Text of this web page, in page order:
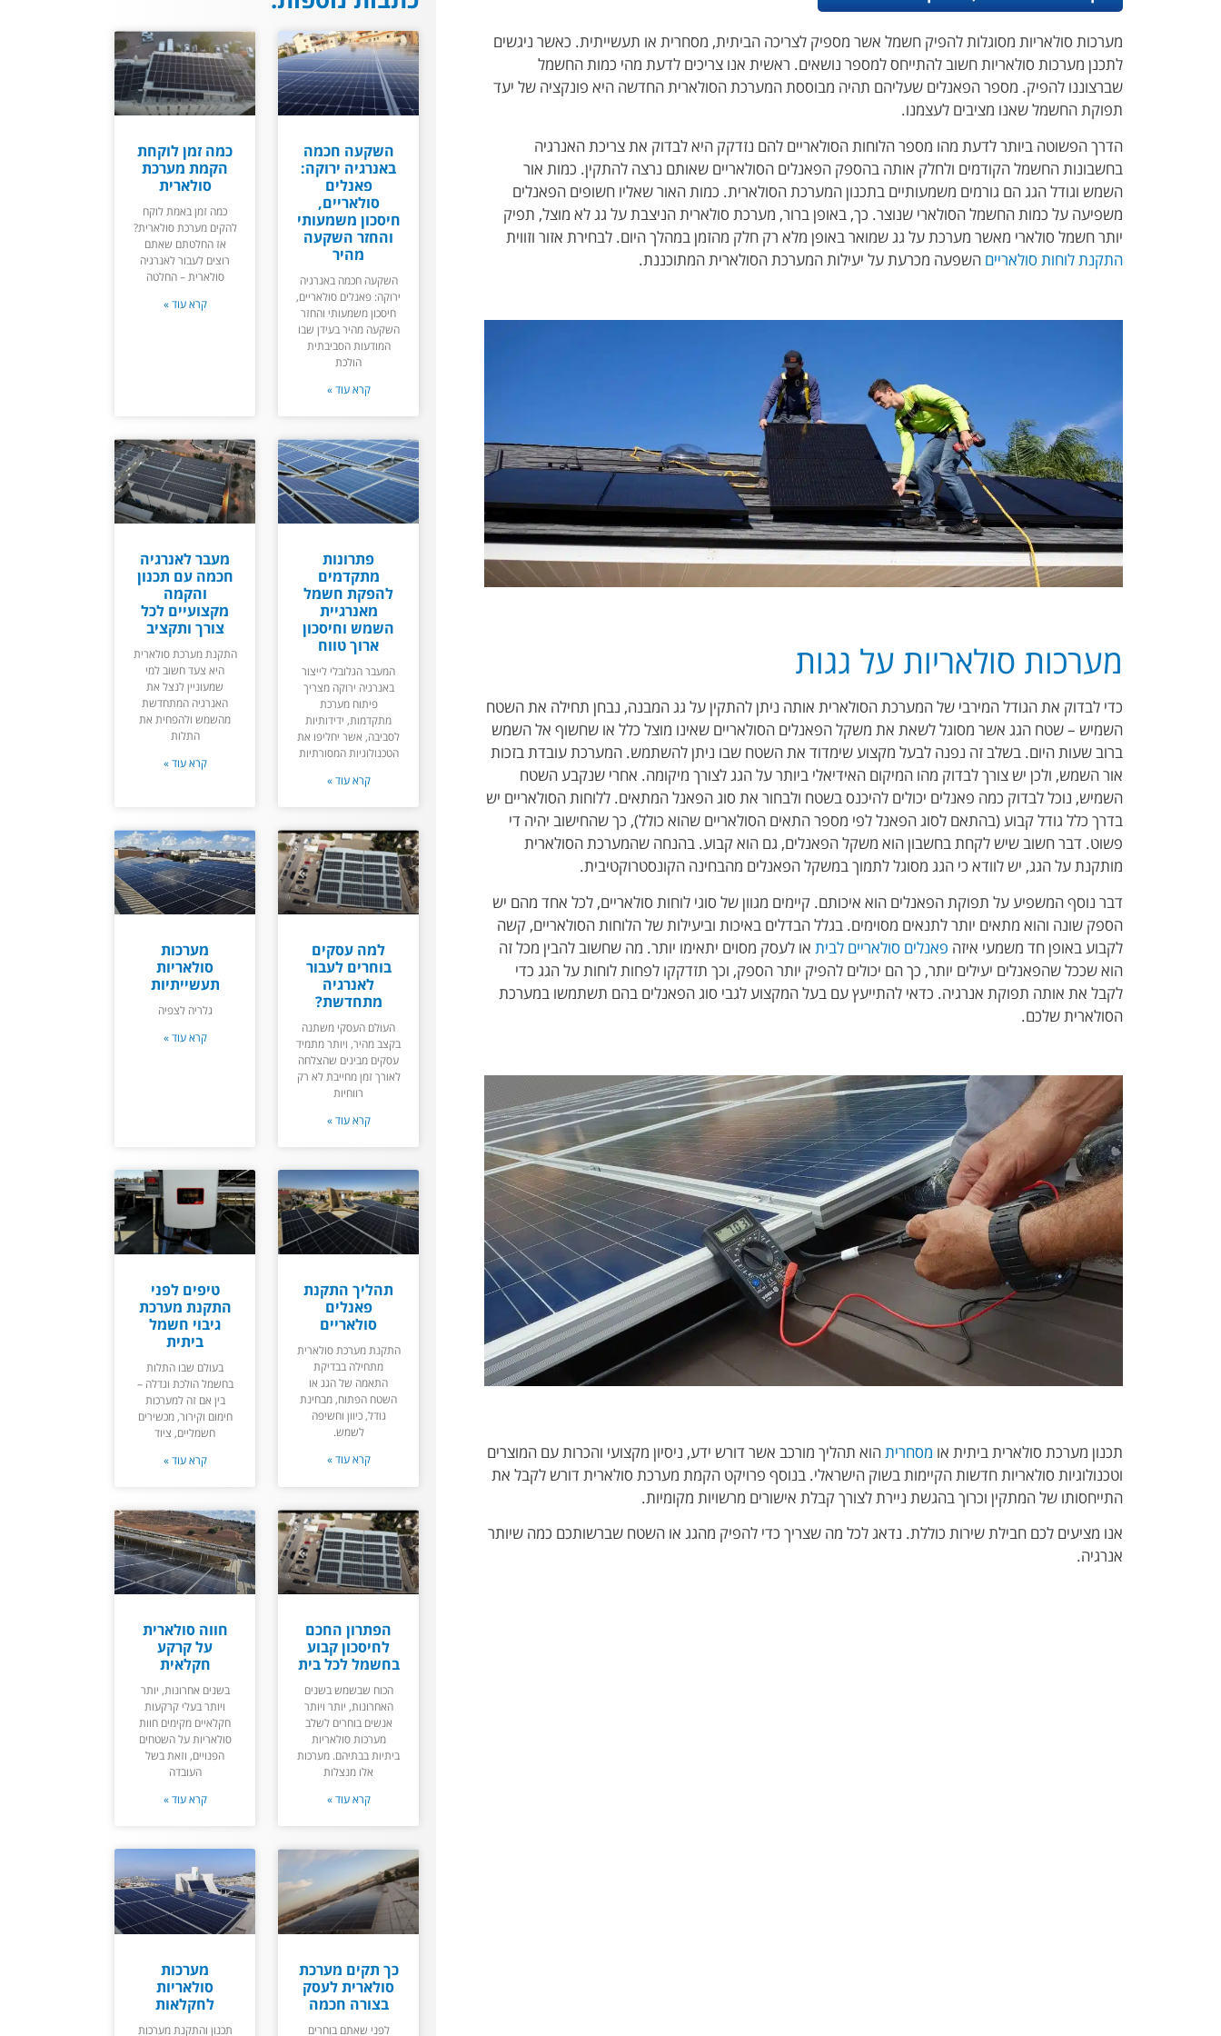
מערכות סולאריות מסוגלות להפיק חשמל אשר מספיק לצריכה הביתית, מסחרית או תעשייתית. כאשר ניגשים
לתכנן מערכות סולאריות חשוב להתייחס למספר נושאים. ראשית אנו צריכים לדעת מהי כמות החשמל
שברצוננו להפיק. מספר הפאנלים שעליהם תהיה מבוססת המערכת הסולארית החדשה היא פונקציה של יעד
תפוקת החשמל שאנו מציבים לעצמנו.
הדרך הפשוטה ביותר לדעת מהו מספר הלוחות הסולאריים להם נזדקק היא לבדוק את צריכת האנרגיה
בחשבונות החשמל הקודמים ולחלק אותה בהספק הפאנלים הסולאריים שאותם נרצה להתקין. כמות אור
השמש וגודל הגג הם גורמים משמעותיים בתכנון המערכת הסולארית. כמות האור שאליו חשופים הפאנלים
משפיעה על כמות החשמל הסולארי שנוצר. כך, באופן ברור, מערכת סולארית הניצבת על גג לא מוצל, תפיק
יותר חשמל סולארי מאשר מערכת על גג שמואר באופן מלא רק חלק מהזמן במהלך היום. לבחירת אזור וזווית
התקנת לוחות סולאריים השפעה מכרעת על יעילות המערכת הסולארית המתוכננת.
מערכות סולאריות על גגות
כדי לבדוק את הגודל המירבי של המערכת הסולארית אותה ניתן להתקין על גג המבנה, נבחן תחילה את השטח
השמיש – שטח הגג אשר מסוגל לשאת את משקל הפאנלים הסולאריים שאינו מוצל כלל או שחשוף אל השמש
ברוב שעות היום. בשלב זה נפנה לבעל מקצוע שימדוד את השטח שבו ניתן להשתמש. המערכת עובדת בזכות
אור השמש, ולכן יש צורך לבדוק מהו המיקום האידיאלי ביותר על הגג לצורך מיקומה. אחרי שנקבע השטח
השמיש, נוכל לבדוק כמה פאנלים יכולים להיכנס בשטח ולבחור את סוג הפאנל המתאים. ללוחות הסולאריים יש
בדרך כלל גודל קבוע (בהתאם לסוג הפאנל לפי מספר התאים הסולאריים שהוא כולל), כך שהחישוב יהיה די
פשוט. דבר חשוב שיש לקחת בחשבון הוא משקל הפאנלים, גם הוא קבוע. בהנחה שהמערכת הסולארית
מותקנת על הגג, יש לוודא כי הגג מסוגל לתמוך במשקל הפאנלים מהבחינה הקונסטרוקטיבית.
דבר נוסף המשפיע על תפוקת הפאנלים הוא איכותם. קיימים מגוון של סוגי לוחות סולאריים, לכל אחד מהם יש
הספק שונה והוא מתאים יותר לתנאים מסוימים. בגלל הבדלים באיכות וביעילות של הלוחות הסולאריים, קשה
לקבוע באופן חד משמעי איזה פאנלים סולאריים לביתאו לעסק מסוים יתאימו יותר. מה שחשוב להבין מכל זה
הוא שככל שהפאנלים יעילים יותר, כך הם יכולים להפיק יותר הספק, וכך תזדקקו לפחות לוחות על הגג כדי
לקבל את אותה תפוקת אנרגיה. כדאי להתייעץ עם בעל המקצוע לגבי סוג הפאנלים בהם תשתמשו במערכת
הסולארית שלכם.
תכנון מערכת סולארית ביתית או מסחריתהוא תהליך מורכב אשר דורש ידע, ניסיון מקצועי והכרות עם המוצרים
וטכנולוגיות סולאריות חדשות הקיימות בשוק הישראלי. בנוסף פרויקט הקמת מערכת סולארית דורש לקבל את
התייחסותו של המתקין וכרוך בהגשת ניירת לצורך קבלת אישורים מרשויות מקומיות.
אנו מציעים לכם חבילת שירות כוללת. נדאג לכל מה שצריך כדי להפיק מהגג או השטח שברשותכם כמה שיותר
אנרגיה.
השקעה חכמה
באנרגיה ירוקה:
פאנלים
סולאריים,
חיסכון משמעותי
והחזר השקעה
מהיר
השקעה חכמה באנרגיה
ירוקה: פאנלים סולאריים,
חיסכון משמעותי והחזר
השקעה מהיר בעידן שבו
המודעות הסביבתית
הולכת
קרא עוד »
כמה זמן לוקחת
הקמת מערכת
סולארית
כמה זמן באמת לוקח
להקים מערכת סולארית?
אז החלטתם שאתם
רוצים לעבור לאנרגיה
סולארית – החלטה
קרא עוד »
פתרונות
מתקדמים
להפקת חשמל
מאנרגיית
השמש וחיסכון
ארוך טווח
המעבר הגלובלי לייצור
באנרגיה ירוקה מצריך
פיתוח מערכת
מתקדמות, ידידותיות
לסביבה, אשר יחליפו את
הטכנולוגיות המסורתיות
קרא עוד »
מעבר לאנרגיה
חכמה עם תכנון
והקמה
מקצועיים לכל
צורך ותקציב
התקנת מערכת סולארית
היא צעד חשוב למי
שמעוניין לנצל את
האנרגיה המתחדשת
מהשמש ולהפחית את
התלות
קרא עוד »
למה עסקים
בוחרים לעבור
לאנרגיה
מתחדשת?
העולם העסקי משתנה
בקצב מהיר, ויותר מתמיד
עסקים מבינים שהצלחה
לאורך זמן מחייבת לא רק
רווחיות
קרא עוד »
מערכות
סולאריות
תעשייתיות
גלריה לצפיה
קרא עוד »
תהליך התקנת
פאנלים
סולאריים
התקנת מערכת סולארית
מתחילה בבדיקת
התאמה של הגג או
השטח הפתוח, מבחינת
גודל, כיוון וחשיפה
לשמש.
קרא עוד »
טיפים לפני
התקנת מערכת
גיבוי חשמל
ביתית
בעולם שבו התלות
בחשמל הולכת וגדלה –
בין אם זה למערכות
חימום וקירור, מכשירים
חשמליים, ציוד
קרא עוד »
הפתרון החכם
לחיסכון קבוע
בחשמל לכל בית
הכוח שבשמש בשנים
האחרונות, יותר ויותר
אנשים בוחרים לשלב
מערכות סולאריות
ביתיות בבתיהם. מערכות
אלו מנצלות
קרא עוד »
חווה סולארית
על קרקע
חקלאית
בשנים אחרונות, יותר
ויותר בעלי קרקעות
חקלאיים מקימים חוות
סולאריות על השטחים
הפנויים, וזאת בשל
העובדה
קרא עוד »
כך תקים מערכת
סולארית לעסק
בצורה חכמה
לפני שאתם בוחרים
מערכות
סולאריות
לחקלאות
תכנון והתקנת מערכות